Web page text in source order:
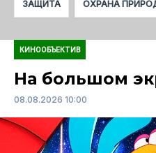
ЗАЩИТА ОХРАНА
КИНООБЪЕКТИВ
На большом
08.08.2026 10:00